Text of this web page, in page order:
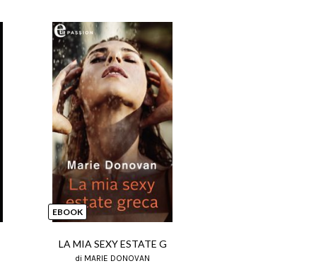
EBOOK
LA MIA SEXY ESTATE G
di MARIE DONOVAN